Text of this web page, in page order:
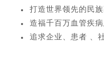
打造世界领先的民族
造福千百万血管疾病
追求企业、患者 、